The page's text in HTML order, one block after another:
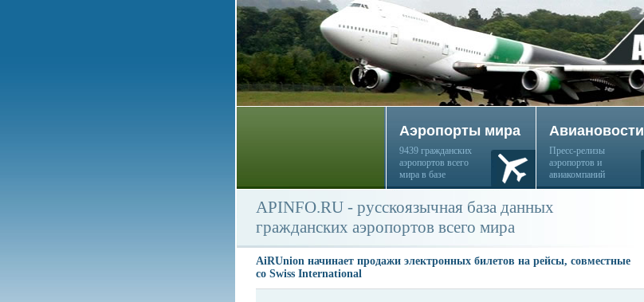
Аэропорты мира
9439 гражданских
аэропортов всего
мира в базе
Авиановости
Пресс-релизы
аэропортов и
авиакомпаний
APINFO.RU - русскоязычная база данных
гражданских аэропортов всего мира
AiRUnion начинает продажи электронных билетов на рейсы, совместные
cо Swiss International